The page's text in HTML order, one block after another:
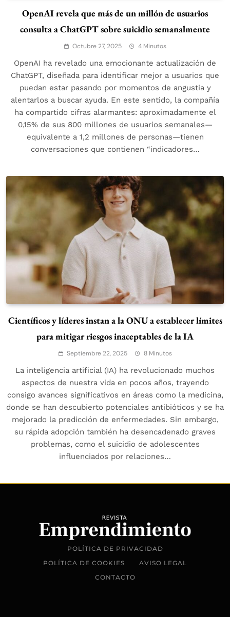
OpenAI revela que más de un millón de usuarios
consulta a ChatGPT sobre suicidio semanalmente
Octubre 27, 2025 4 Minutos
OpenAI ha revelado una emocionante actualización de
ChatGPT, diseñada para identificar mejor a usuarios que
puedan estar pasando por momentos de angustia y
alentarlos a buscar ayuda. En este sentido, la compañía
ha compartido cifras alarmantes: aproximadamente el
0,15% de sus 800 millones de usuarios semanales—
equivalente a 1,2 millones de personas—tienen
conversaciones que contienen “indicadores…
Científicos y líderes instan a la ONU a establecer límites
para mitigar riesgos inaceptables de la IA
Septiembre 22, 2025 8 Minutos
La inteligencia artificial (IA) ha revolucionado muchos
aspectos de nuestra vida en pocos años, trayendo
consigo avances significativos en áreas como la medicina,
donde se han descubierto potenciales antibióticos y se ha
mejorado la predicción de enfermedades. Sin embargo,
su rápida adopción también ha desencadenado graves
problemas, como el suicidio de adolescentes
influenciados por relaciones…
POLÍTICA DE PRIVACIDAD
POLÍTICA DE COOKIES
AVISO LEGAL
CONTACTO